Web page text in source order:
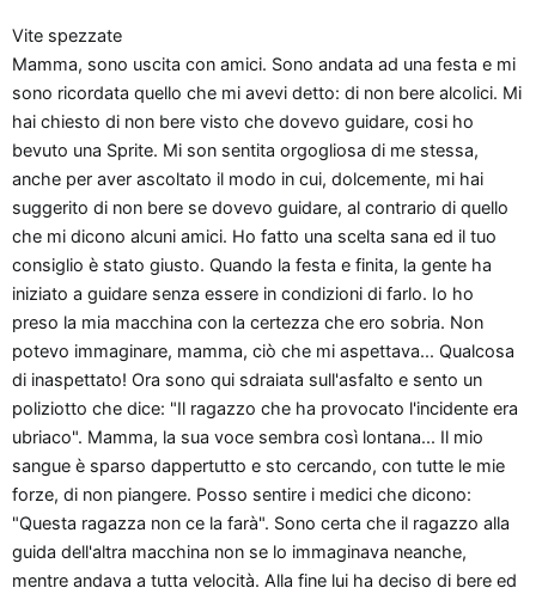
Vite spezzate
Mamma, sono uscita con amici. Sono andata ad una festa e mi
sono ricordata quello che mi avevi detto: di non bere alcolici. Mi
hai chiesto di non bere visto che dovevo guidare, cosi ho
bevuto una Sprite. Mi son sentita orgogliosa di me stessa,
anche per aver ascoltato il modo in cui, dolcemente, mi hai
suggerito di non bere se dovevo guidare, al contrario di quello
che mi dicono alcuni amici. Ho fatto una scelta sana ed il tuo
consiglio è stato giusto. Quando la festa e finita, la gente ha
iniziato a guidare senza essere in condizioni di farlo. Io ho
preso la mia macchina con la certezza che ero sobria. Non
potevo immaginare, mamma, ciò che mi aspettava... Qualcosa
di inaspettato! Ora sono qui sdraiata sull'asfalto e sento un
poliziotto che dice: "Il ragazzo che ha provocato l'incidente era
ubriaco". Mamma, la sua voce sembra così lontana... Il mio
sangue è sparso dappertutto e sto cercando, con tutte le mie
forze, di non piangere. Posso sentire i medici che dicono:
"Questa ragazza non ce la farà". Sono certa che il ragazzo alla
guida dell'altra macchina non se lo immaginava neanche,
mentre andava a tutta velocità. Alla fine lui ha deciso di bere ed